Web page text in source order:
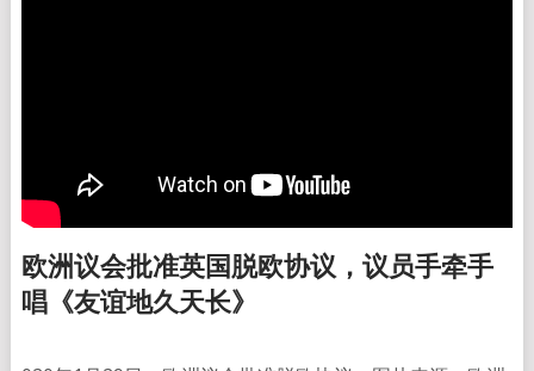
欧洲议会批准英国脱欧协议，议员手牵手
唱《友谊地久天长》